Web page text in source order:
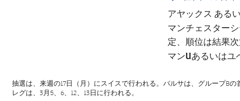
アヤックス ある
マンチェスター
定、順位は結果
マンUあるいはユ
抽選は、来週の17日（月）にスイスで行われる。バルサは、グループB
レグは、3月5、6、12、13日に行われる。